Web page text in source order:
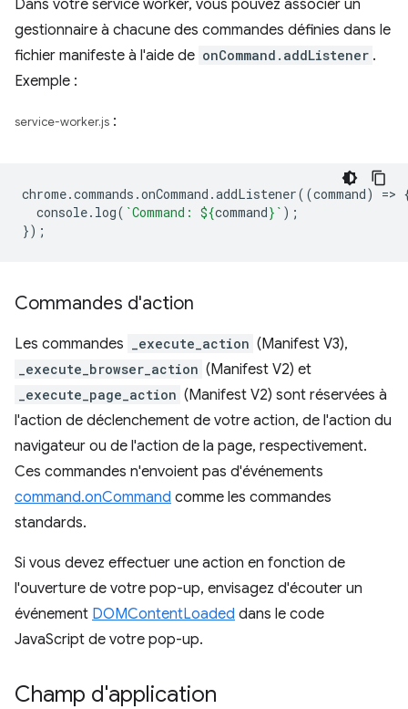
Dans votre service worker, vous pouvez associer un
gestionnaire à chacune des commandes définies dans le
fichier manifeste à l'aide de onCommand.addListener .
Exemple :
service-worker.js :
chrome.commands .onCommand .addListener((command) =>
console. log( `Command: ${command} ` );
});
Commandes d'action
Les commandes _execute_action (Manifest V3),
_execute_browser_action (Manifest V2) et
_execute_page_action (Manifest V2) sont réservées à
l'action de déclenchement de votre action, de l'action du
navigateur ou de l'action de la page, respectivement.
Ces commandes n'envoient pas d'événements
command.onCommand comme les commandes
standards.
Si vous devez effectuer une action en fonction de
l'ouverture de votre pop-up, envisagez d'écouter un
événement DOMContentLoaded dans le code
JavaScript de votre pop-up.
Champ d'application